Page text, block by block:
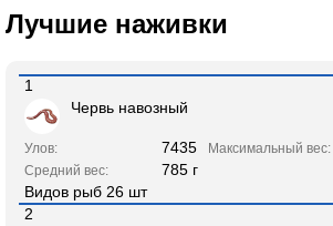
Лучшие наживки
1
Червь навозный
Улов: 7435 Максимальный вес:
Средний вес:
785 г
Видов рыб 26 шт
2